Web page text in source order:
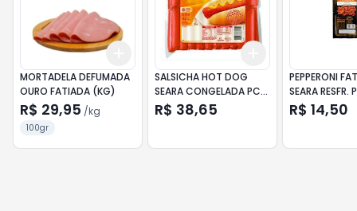
kg +0.5kg
Add
MORTADELA DEFUMADA
OURO FATIADA (KG)
R$ 29,95 /kg
100gr
Add
SALSICHA HOT DOG
SEARA CONGELADA PCT
5KG
R$ 38,65
PEPPERONI
SEARA RESFR.
R$ 14,50